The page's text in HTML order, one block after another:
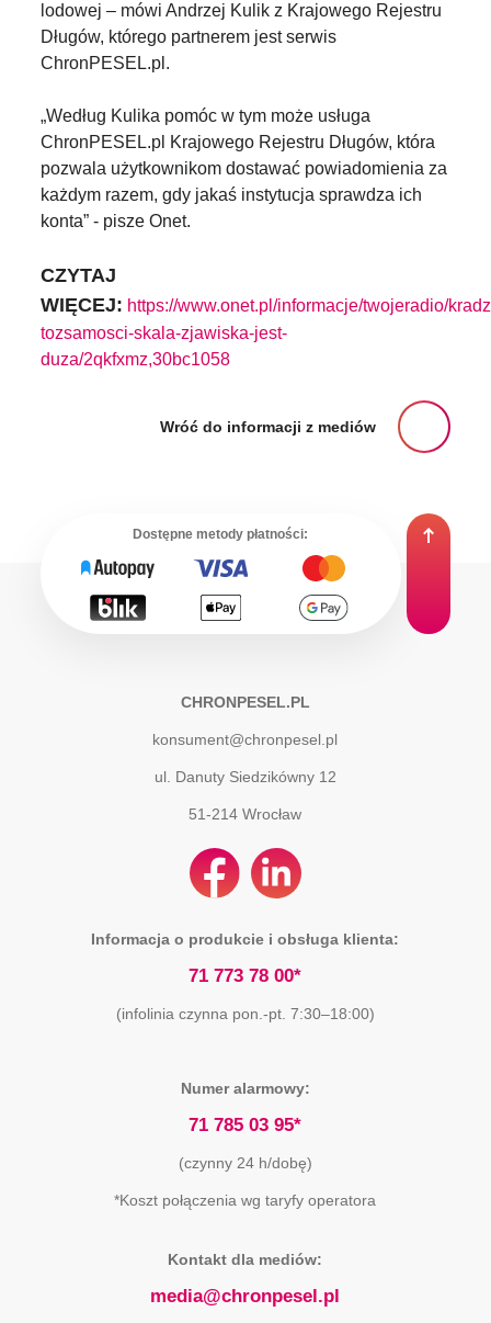
lodowej – mówi Andrzej Kulik z Krajowego Rejestru
Długów, którego partnerem jest serwis
ChronPESEL.pl.
„Według Kulika pomóc w tym może usługa
ChronPESEL.pl Krajowego Rejestru Długów, która
pozwala użytkownikom dostawać powiadomienia za
każdym razem, gdy jakaś instytucja sprawdza ich
konta” - pisze Onet.
CZYTAJ
WIĘCEJ: https://www.onet.pl/informacje/twojeradio/
tozsamosci-skala-zjawiska-jest-
duza/2qkfxmz,30bc1058
Wróć do informacji z mediów
Dostępne metody płatności:
CHRONPESEL.PL
konsument@chronpesel.pl
ul. Danuty Siedzikówny 12
51-214 Wrocław
Informacja o produkcie i obsługa klienta:
71 773 78 00*
(infolinia czynna pon.-pt. 7:30–18:00)
Numer alarmowy:
71 785 03 95*
(czynny 24 h/dobę)
*Koszt połączenia wg taryfy operatora
Kontakt dla mediów:
media@chronpesel.pl